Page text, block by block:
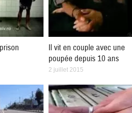
Il vit en couple avec une
poupée depuis 10 ans
2 juillet 2015